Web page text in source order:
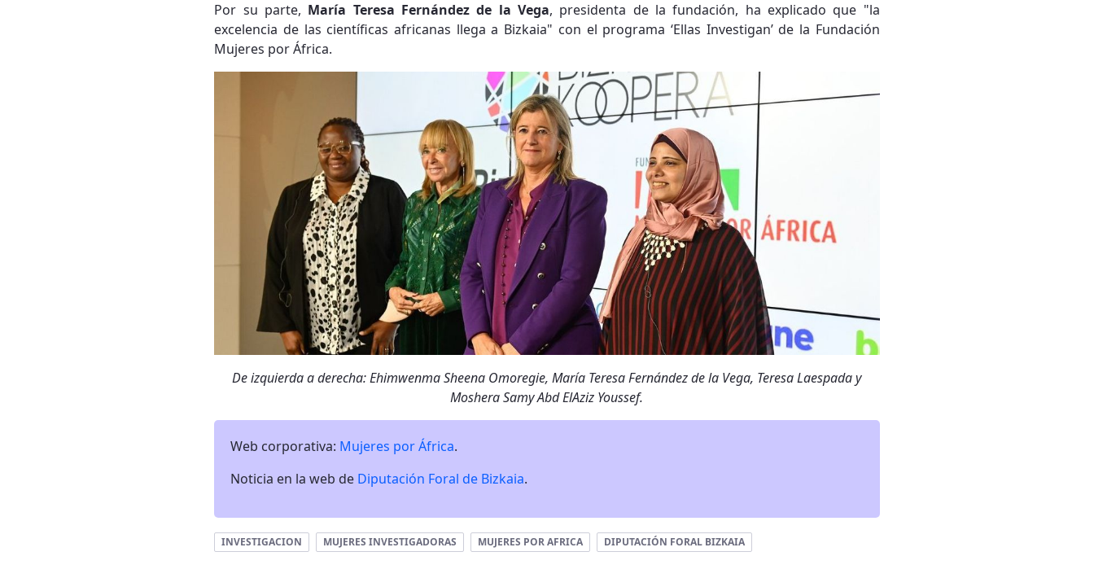
Por su parte, María Teresa Fernández de la Vega, presidenta de la fundación, ha explicado que "la
excelencia de las científicas africanas llega a Bizkaia" con el programa ‘Ellas Investigan’ de la Fundación
Mujeres por África.
De izquierda a derecha: Ehimwenma Sheena Omoregie, María Teresa Fernández de la Vega, Teresa Laespada y
Moshera Samy Abd ElAziz Youssef.
Web corporativa: Mujeres por África.
Noticia en la web de Diputación Foral de Bizkaia.
INVESTIGACION MUJERES INVESTIGADORAS MUJERES POR AFRICA DIPUTACIÓN FORAL BIZKAIA